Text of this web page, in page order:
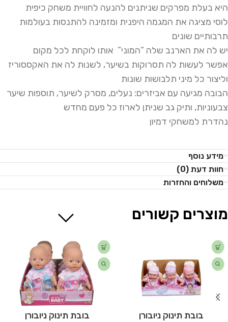
היא בעלת מפרקים שניתנים להנעה לחוויית משחק כיפית
לוסי מציגה את המגמה היפנית ומזמינה להתנסות בעולמות
תרבותיים שונים
יש לה את הארנב שלה “המוני” אותו לוקחת לכל מקום
אפשר לעשות לה תסרוקות בשיער, לשנות לה את האקססוריז
וליצור כל מיני תלבושות שונות
הבובה מגיעה עם אביזרים: נעלים, מסרק לשיער, תוספות שיער
צבעוניות, ותיק גב שניתן לארוז כל פעם מחדש
נהדרת למשחקי דמיון
מידע נוסף
חוות דעת (0)
משלוחים והחזרות
מוצרים קשורים
בובת תינוק ניובורן בובת תינוק ניובורן